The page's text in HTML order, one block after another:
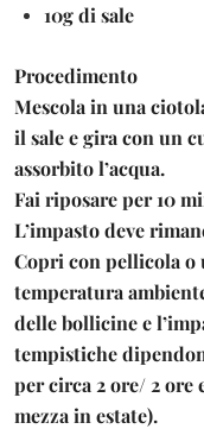
10g di sale
Procedimento
Mescola in una
il sale e gira con un
assorbito l’acqua.
Fai riposare per 10
L’impasto deve
Copri con pellicola o
temperatura
delle bollicine e
tempistiche
per circa 2 ore/ 2 ore
mezza in estate).